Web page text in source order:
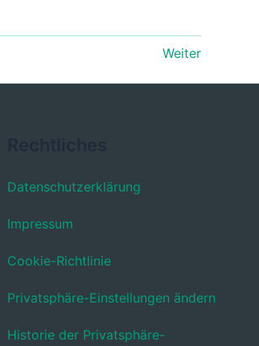
Weiter
Datenschutzerklärung
Impressum
Cookie-Richtlinie
Privatsphäre-Einstellungen ändern
Historie der Privatsphäre-